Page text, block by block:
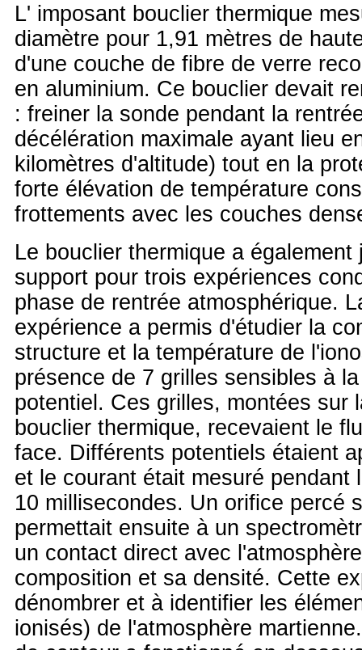
L' imposant bouclier thermique
diamètre pour 1,91 mètres de
d'une couche de fibre de verre
en aluminium. Ce bouclier devait
: freiner la sonde pendant la
décélération maximale ayant lieu
kilomètres d'altitude) tout en la
forte élévation de température
frottements avec les couches
Le bouclier thermique a également
support pour trois expériences
phase de rentrée atmosphérique.
expérience a permis d'étudier la
structure et la température de
présence de 7 grilles sensibles à
potentiel. Ces grilles, montées sur
bouclier thermique, recevaient le
face. Différents potentiels étaient
et le courant était mesuré pendant
10 millisecondes. Un orifice percé
permettait ensuite à un
un contact direct avec
composition et sa densité. Cette
dénombrer et à identifier les
ionisés) de l'atmosphère